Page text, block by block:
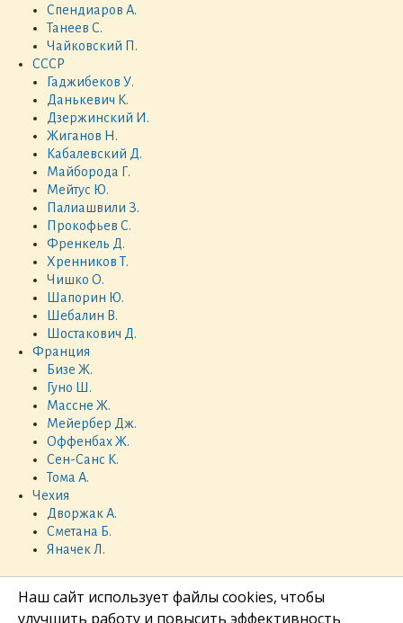
Спендиаров А.
Танеев С.
Чайковский П.
СССР
Гаджибеков У.
Данькевич К.
Дзержинский И.
Жиганов Н.
Кабалевский Д.
Майборода Г.
Мейтус Ю.
Палиашвили З.
Прокофьев С.
Френкель Д.
Хренников Т.
Чишко О.
Шапорин Ю.
Шебалин В.
Шостакович Д.
Франция
Бизе Ж.
Гуно Ш.
Массне Ж.
Мейербер Дж.
Оффенбах Ж.
Сен-Санс К.
Тома А.
Чехия
Дворжак А.
Сметана Б.
Яначек Л.
Наш сайт использует файлы cookies, чтобы
улучшить работу и повысить эффективность